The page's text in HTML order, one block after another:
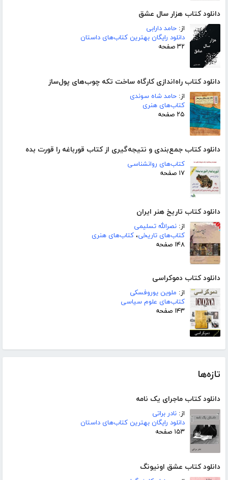
دانلود کتاب هزار سال عشق
از: حامد دارابی
دانلود رایگان بهترین کتاب‌های داستان
۳۲ صفحه
دانلود کتاب راه‌اندازی کارگاه ساخت تکه چوب‌های پول‌ساز
از: حامد شاه سوندی
کتاب‌های هنری
۲۵ صفحه
دانلود کتاب جمع‌بندی و نتیجه‌گیری از کتاب قورباغه را قورت بده
کتاب‌های روانشناسی
۱۷ صفحه
دانلود کتاب تاریخ هنر ایران
از: نصرالله تسلیمی
کتاب‌های تاریخی، کتاب‌های هنری
۱۴۸ صفحه
دانلود کتاب دموکراسی
از: ملوین یوروفسکی
کتاب‌های علوم سیاسی
۱۴۳ صفحه
تازه‌ها
دانلود کتاب ماجرای یک نامه
از: نادر براتی
دانلود رایگان بهترین کتاب‌های داستان
۱۵۳ صفحه
دانلود کتاب عشق اونیونگ